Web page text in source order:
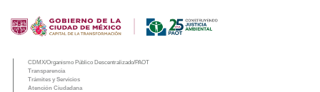
CDMX/Organismo Público Descentralizado/PAOT
Transparencia
Trámites y Servicios
Atención Ciudadana